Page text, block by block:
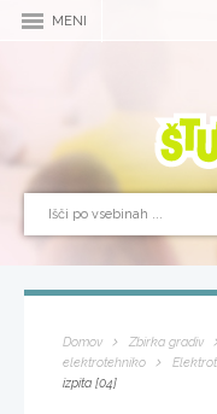
MENI
Domov Zbirka gradiv
elektrotehniko
izpita [04]